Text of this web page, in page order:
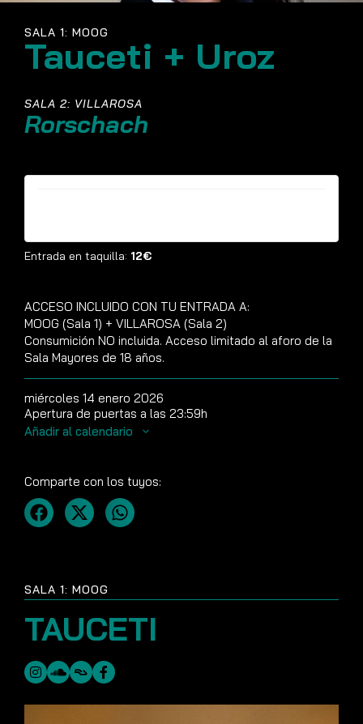
SALA 1: MOOG
TAUCETI
SALA 1: MOOG
Tauceti + Uroz
SALA 2: VILLAROSA
Rorschach
Entrada en taquilla: 12€
ACCESO INCLUIDO CON TU ENTRADA A:
MOOG (Sala 1) + VILLAROSA (Sala 2)
Consumición NO incluida. Acceso limitado al aforo de la
Sala Mayores de 18 años.
miércoles 14 enero 2026
Apertura de puertas a las 23:59h
Añadir al calendario
Comparte con los tuyos: